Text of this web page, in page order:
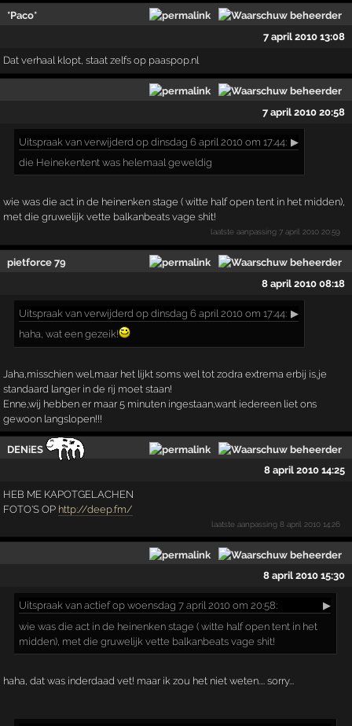
*Paco*
7 april 2010 13:08
Dat verhaal klopt, staat zelfs op paaspop.nl
7 april 2010 20:58
Uitspraak van verwijderd op dinsdag 6 april 2010 om 17:44: ▶
die Heinekentent was helemaal geweldig
wie was die act in de heinenken stage ( witte half open tent in het midden),
met die gruwelijk vette balkanbeats vage shit!
laatste aanpassing7 april 2010 20:59
pietforce 79
8 april 2010 08:18
Uitspraak van verwijderd op dinsdag 6 april 2010 om 17:44: ▶
haha, wat een gezeik!
Jaha,misschien wel,maar het lijkt soms wel tot zodra extrema erbij is,je
standaard langer in de rij moet staan!
Enne,wij hebben er maar 5 minuten ingestaan,want iedereen liet ons
gewoon langslopen!!!
DENiES
8 april 2010 14:25
HEB ME KAPOTGELACHEN
FOTO'S OP http://deep.fm/
laatste aanpassing8 april 2010 14:26
8 april 2010 15:30
Uitspraak van actief op woensdag 7 april 2010 om 20:58:
▶
wie was die act in de heinenken stage ( witte half open tent in het
midden), met die gruwelijk vette balkanbeats vage shit!
haha, dat was inderdaad vet! maar ik zou het niet weten.... sorry...